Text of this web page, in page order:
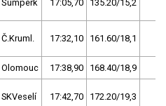
Šumperk 17:05,70 135.20/15,2
Č.Kruml. 17:32,10 161.60/18,1
Olomouc 17:38,90 168.40/18,9
SKVeselí 17:42,70 172.20/19,3